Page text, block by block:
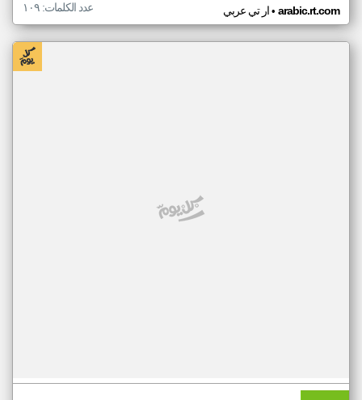
ار تي عربي• arabic.rt.com عدد الكلمات: ١٠٩